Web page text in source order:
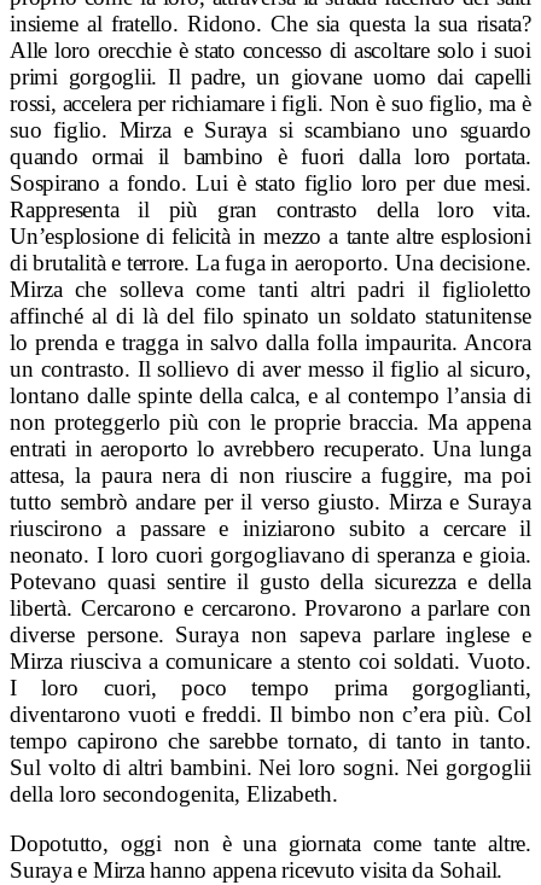
insieme al fratello. Ridono. Che sia questa la sua risata?
Alle loro orecchie è stato concesso di ascoltare solo i suoi
primi gorgoglii. Il padre, un giovane uomo dai capelli
rossi, accelera per richiamare i figli. Non è suo figlio, ma è
suo figlio. Mirza e Suraya si scambiano uno sguardo
quando ormai il bambino è fuori dalla loro portata.
Sospirano a fondo. Lui è stato figlio loro per due mesi.
Rappresenta il più gran contrasto della loro vita.
Un’esplosione di felicità in mezzo a tante altre esplosioni
di brutalità e terrore. La fuga in aeroporto. Una decisione.
Mirza che solleva come tanti altri padri il figlioletto
affinché al di là del filo spinato un soldato statunitense
lo prenda e tragga in salvo dalla folla impaurita. Ancora
un contrasto. Il sollievo di aver messo il figlio al sicuro,
lontano dalle spinte della calca, e al contempo l’ansia di
non proteggerlo più con le proprie braccia. Ma appena
entrati in aeroporto lo avrebbero recuperato. Una lunga
attesa, la paura nera di non riuscire a fuggire, ma poi
tutto sembrò andare per il verso giusto. Mirza e Suraya
riuscirono a passare e iniziarono subito a cercare il
neonato. I loro cuori gorgogliavano di speranza e gioia.
Potevano quasi sentire il gusto della sicurezza e della
libertà. Cercarono e cercarono. Provarono a parlare con
diverse persone. Suraya non sapeva parlare inglese e
Mirza riusciva a comunicare a stento coi soldati. Vuoto.
I loro cuori, poco tempo prima gorgoglianti,
diventarono vuoti e freddi. Il bimbo non c’era più. Col
tempo capirono che sarebbe tornato, di tanto in tanto.
Sul volto di altri bambini. Nei loro sogni. Nei gorgoglii
della loro secondogenita, Elizabeth.
Dopotutto, oggi non è una giornata come tante altre.
Suraya e Mirza hanno appena ricevuto visita da Sohail.